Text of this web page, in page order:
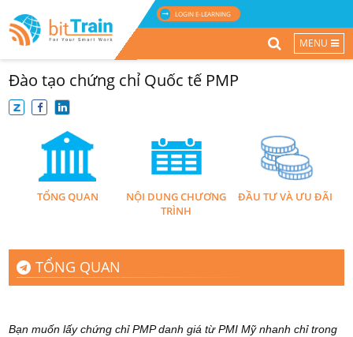
LOGIN E-LEARNING
MENU
Đào tạo chứng chỉ Quốc tế PMP
TỔNG QUAN
NỘI DUNG CHƯƠNG
TRÌNH
ĐẦU TƯ VÀ ƯU ĐÃI
TỔNG QUAN
Bạn muốn lấy chứng chỉ PMP danh giá từ PMI Mỹ nhanh chỉ trong